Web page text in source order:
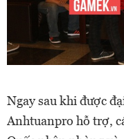
Ngay sau khi được
Anhtuanpro hỗ trợ,